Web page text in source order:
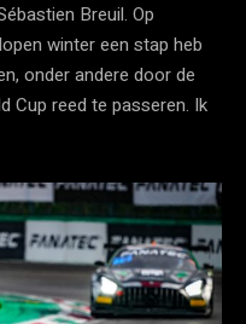
Breuil. Op
winter een stap heb
onder andere door de
Cup reed te passeren. Ik